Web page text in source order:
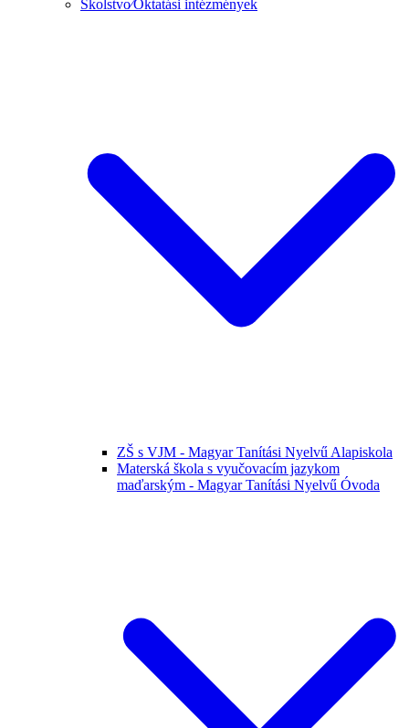
Školstvo⁄Oktatási intézmények
ZŠ s VJM - Magyar Tanítási Nyelvű Alapiskola
Materská škola s vyučovacím jazykom
maďarským - Magyar Tanítási Nyelvű Óvoda